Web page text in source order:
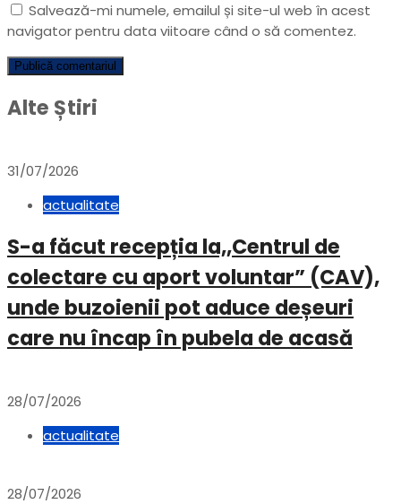
Salvează-mi numele, emailul și site-ul web în acest
navigator pentru data viitoare când o să comentez.
Alte Știri
31/07/2026
actualitate
S-a făcut recepția la,,Centrul de
colectare cu aport voluntar” (CAV),
unde buzoienii pot aduce deșeuri
care nu încap în pubela de acasă
28/07/2026
actualitate
28/07/2026